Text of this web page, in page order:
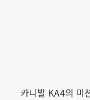
카니발 KA4의 미